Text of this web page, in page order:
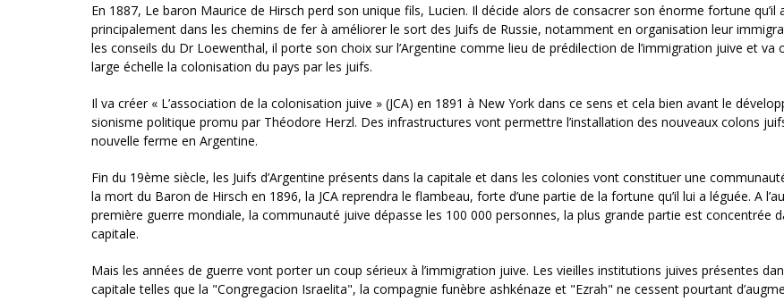
En 1887, Le baron Maurice de Hirsch perd son unique fils, Lucien. Il décide alors de consacrer son énorme fortune qu’il
principalement dans les chemins de fer à améliorer le sort des Juifs de Russie, notamment en organisation leur
les conseils du Dr Loewenthal, il porte son choix sur l’Argentine comme lieu de prédilection de l’immigration juive et va
large échelle la colonisation du pays par les juifs.
Il va créer « L’association de la colonisation juive » (JCA) en 1891 à New York dans ce sens et cela bien avant le
sionisme politique promu par Théodore Herzl. Des infrastructures vont permettre l’installation des nouveaux colons
nouvelle ferme en Argentine.
Fin du 19ème siècle, les Juifs d’Argentine présents dans la capitale et dans les colonies vont constituer une
la mort du Baron de Hirsch en 1896, la JCA reprendra le flambeau, forte d’une partie de la fortune qu’il lui a léguée. A
première guerre mondiale, la communauté juive dépasse les 100 000 personnes, la plus grande partie est concentrée
capitale.
Mais les années de guerre vont porter un coup sérieux à l’immigration juive. Les vieilles institutions juives présentes
capitale telles que la "Congregacion Israelita", la compagnie funèbre ashkénaze et "Ezrah" ne cessent pourtant